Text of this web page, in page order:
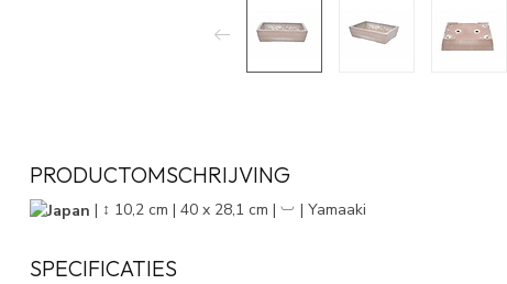
PRODUCTOMSCHRIJVING
| ↕ 10,2 cm | 40 x 28,1 cm | ︺ | Yamaaki
SPECIFICATIES